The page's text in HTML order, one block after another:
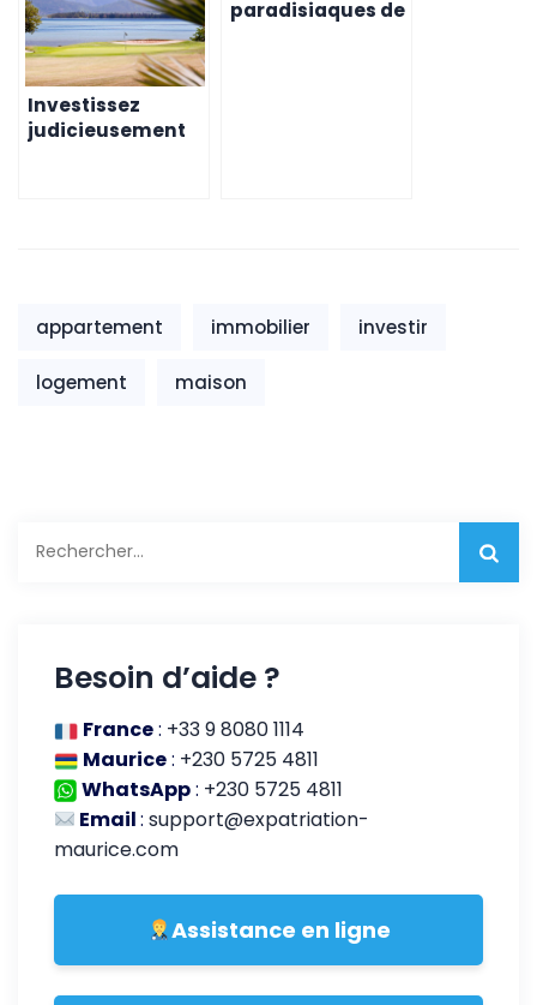
Maurice en
Investissez
judicieusement
paradisiaques de
appartement immobilier investir
logement maison
Besoin d’aide ?
France: +33 9 8080 1114
Maurice: +230 5725 4811
WhatsApp: +230 5725 4811
Email:support@expatriation-
maurice.com
Assistance en ligne